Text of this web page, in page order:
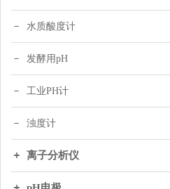
水质酸度计
发酵用pH
工业PH计
浊度计
离子分析仪